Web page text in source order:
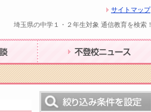
サイトマップ
埼玉県の中学１・２年生対象 通信教育を検索！
不登校ニュース